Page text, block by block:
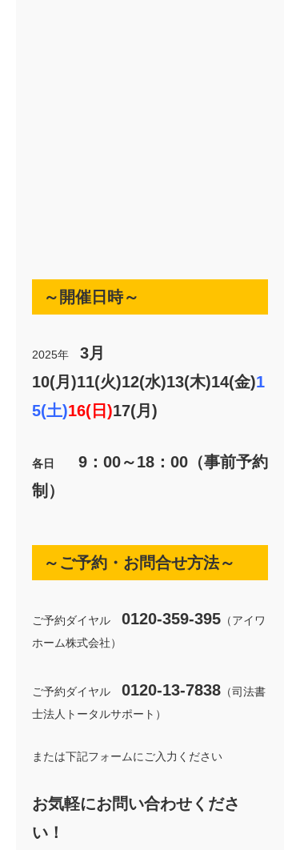
～開催日時～
2025年 3月
10(月)11(火)12(水)13(木)14(金)1
5(土)16(日)17(月)
各日
9：00～18：00（事前予約
制）
～ご予約・お問合せ方法～
ご予約ダイヤル 0120-359-395 （アイワ
ホーム株式会社）
ご予約ダイヤル 0120-13-7838 （司法書
士法人トータルサポート）
または下記フォームにご入力ください
お気軽にお問い合わせくださ
い！